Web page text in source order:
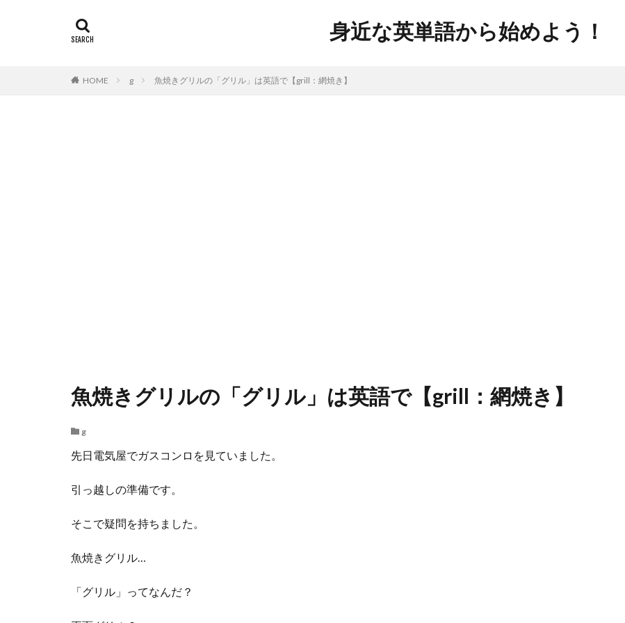
身近な英単語から始めよう！
HOME g 魚焼きグリルの「グリル」は英語で【grill：網焼き】
魚焼きグリルの「グリル」は英語で【grill：網焼き】
g
先日電気屋でガスコンロを見ていました。
引っ越しの準備です。
そこで疑問を持ちました。
魚焼きグリル…
「グリル」ってなんだ？